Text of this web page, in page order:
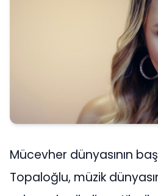
Mücevher dünyasının
Topaloğlu, müzik